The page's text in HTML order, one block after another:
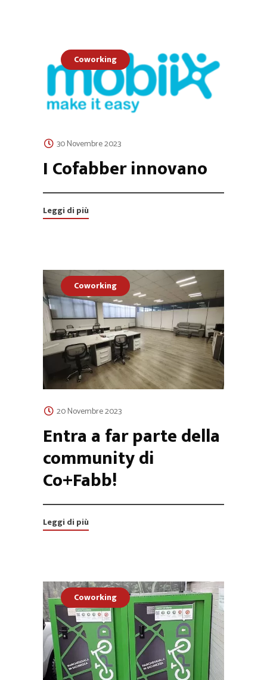
Coworking
30 Novembre 2023
I Cofabber innovano
Leggi di più
Coworking
20 Novembre 2023
Entra a far parte della
community di
Co+Fabb!
Leggi di più
Coworking